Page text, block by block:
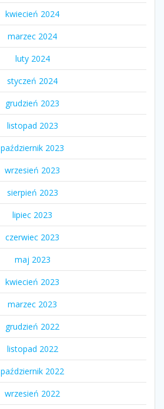
kwiecień 2024
marzec 2024
luty 2024
styczeń 2024
grudzień 2023
listopad 2023
październik 2023
wrzesień 2023
sierpień 2023
lipiec 2023
czerwiec 2023
maj 2023
kwiecień 2023
marzec 2023
grudzień 2022
listopad 2022
październik 2022
wrzesień 2022